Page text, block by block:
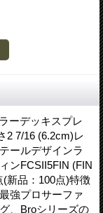
ーデッキスプレ
2 7/16 (6.2cm)レ
ールデザインラ
ンFCSII5FIN (FIN
新品：100点)特徴
強プロサーファ
、Broシリーズの